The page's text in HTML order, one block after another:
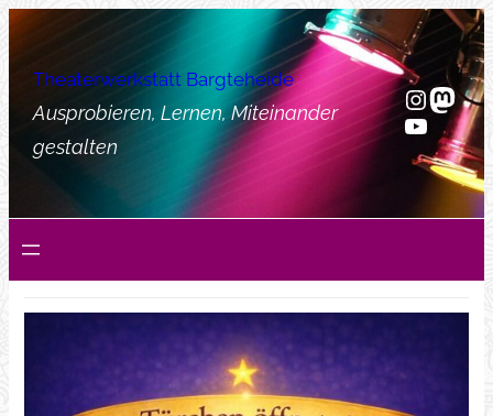
Zum
springen
Theaterwerkstatt Bargteheide
Ausprobieren, Lernen, Miteinander
gestalten